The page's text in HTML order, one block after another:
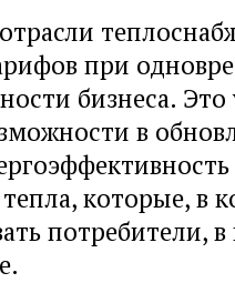
при
бизнеса.
в
которые, в
потребители, в